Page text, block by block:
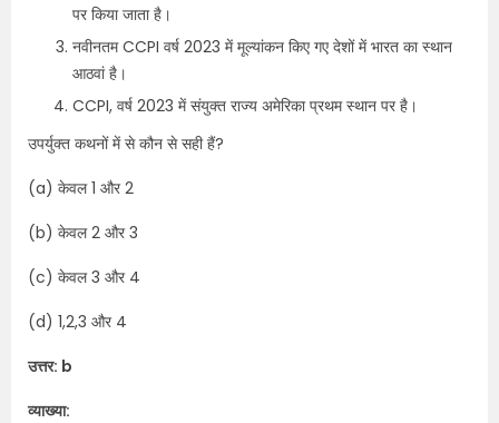
पर किया जाता है।
नवीनतम CCPI वर्ष 2023 में मूल्यांकन किए गए देशों में भारत का स्थान
आठवां है।
CCPI, वर्ष 2023 में संयुक्त राज्य अमेरिका प्रथम स्थान पर है।
उपर्युक्त कथनों में से कौन से सही हैं?
(a) केवल 1 और 2
(b) केवल 2 और 3
(c) केवल 3 और 4
(d) 1,2,3 और 4
उत्तर: b
व्याख्या: